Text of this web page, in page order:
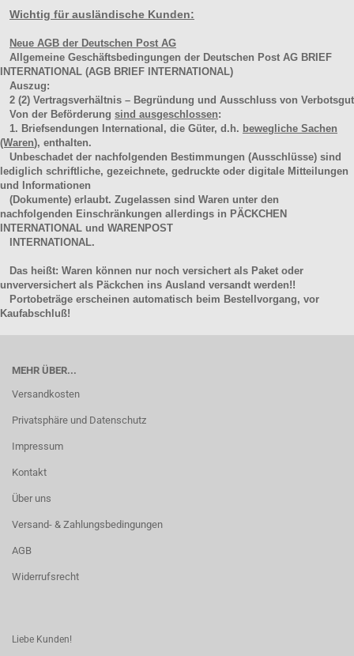
Wichtig für ausländische Kunden:
Neue AGB der Deutschen Post AG
Allgemeine Geschäftsbedingungen der Deutschen Post AG BRIEF
INTERNATIONAL (AGB BRIEF INTERNATIONAL)
Auszug:
2 (2) Vertragsverhältnis – Begründung und Ausschluss von Verbotsgut
Von der Beförderung sind ausgeschlossen:
1. Briefsendungen International, die Güter, d.h. bewegliche Sachen
(Waren), enthalten.
Unbeschadet der nachfolgenden Bestimmungen (Ausschlüsse) sind
lediglich schriftliche, gezeichnete, gedruckte oder digitale Mitteilungen
und Informationen
(Dokumente) erlaubt. Zugelassen sind Waren unter den
nachfolgenden Einschränkungen allerdings in PÄCKCHEN
INTERNATIONAL und WARENPOST
INTERNATIONAL.
Das heißt: Waren können nur noch versichert als Paket oder
unverversichert als Päckchen ins Ausland versandt werden!!
Portobeträge erscheinen automatisch beim Bestellvorgang, vor
Kaufabschluß!
MEHR ÜBER...
Versandkosten
Privatsphäre und Datenschutz
Impressum
Kontakt
Über uns
Versand- & Zahlungsbedingungen
AGB
Widerrufsrecht
Liebe Kunden!